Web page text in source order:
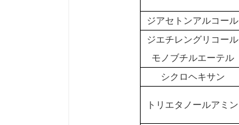
ジアセトンアルコール
ジエチレングリコール
モノブチルエーテル
シクロヘキサン
トリエタノールアミン